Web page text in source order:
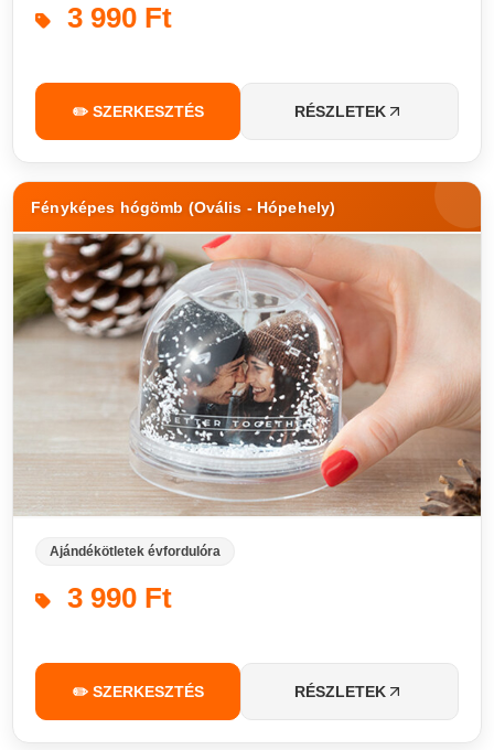
3 990 Ft
✏️ SZERKESZTÉS RÉSZLETEK
Fényképes hógömb (Ovális - Hópehely)
Ajándékötletek évfordulóra
3 990 Ft
✏️ SZERKESZTÉS RÉSZLETEK